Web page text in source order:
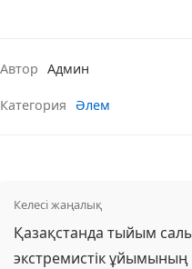
Автор Админ
Категория Әлем
Келесі жаңалық
Қазақстанда тыйым
экстремистік